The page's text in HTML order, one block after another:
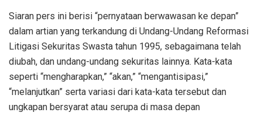
Siaran pers ini berisi “pernyataan berwawasan ke depan”
dalam artian yang terkandung di Undang-Undang Reformasi
Litigasi Sekuritas Swasta tahun 1995, sebagaimana telah
diubah, dan undang-undang sekuritas lainnya. Kata-kata
seperti “mengharapkan,” “akan,” “mengantisipasi,”
“melanjutkan” serta variasi dari kata-kata tersebut dan
ungkapan bersyarat atau serupa di masa depan